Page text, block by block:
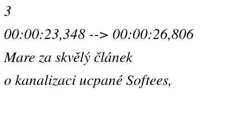
3
00:00:23,348 --> 00:00:26,806
Mare za skvělý článek
o kanalizaci ucpané Softees,